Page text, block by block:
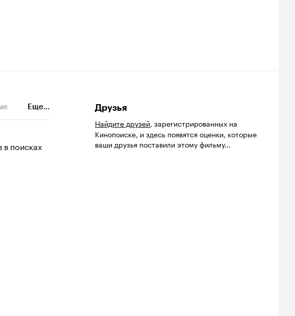
Еще...
поисках
Друзья
Найдите друзей, зарегистрированных на
Кинопоиске, и здесь появятся оценки, которые
ваши друзья поставили этому фильму...